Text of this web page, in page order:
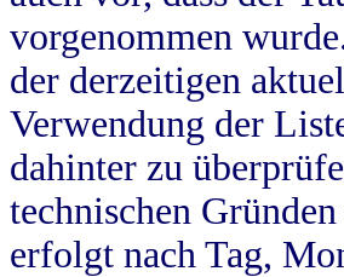
vorgenommen
der derzeitigen
Verwendung der
dahinter zu
technischen
erfolgt nach Tag,